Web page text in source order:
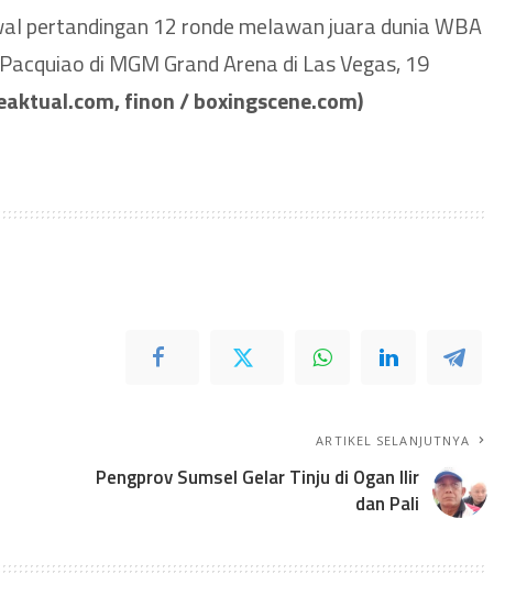
pertandingan 12 ronde melawan juara dunia WBA
di MGM Grand Arena di Las Vegas, 19
finon / boxingscene.com)
ARTIKEL SELANJUTNYA
Pengprov Sumsel Gelar Tinju di Ogan Ilir
dan Pali